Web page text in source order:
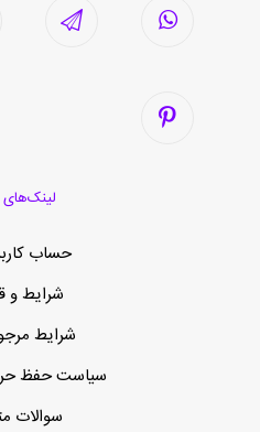
لینک‌های
حساب
شرایط و
شرایط
سیاست حفظ
سوالات